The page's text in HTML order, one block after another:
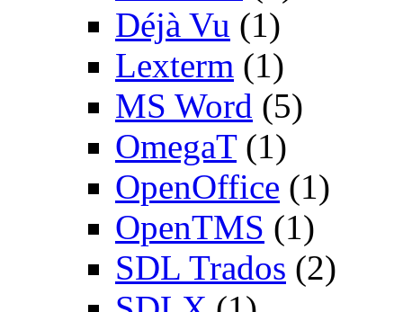
Déjà Vu (1)
Lexterm (1)
MS Word (5)
OmegaT(1)
OpenOffice (1)
OpenTMS (1)
SDL Trados (2)